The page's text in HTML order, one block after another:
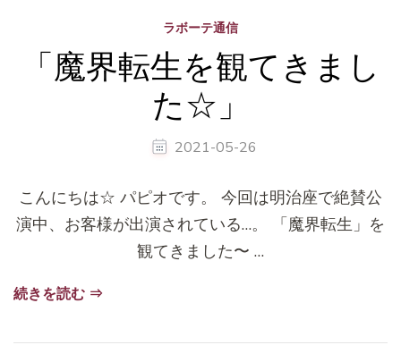
ラボーテ通信
「魔界転生を観てきまし
た☆」
2021-05-26
こんにちは☆ パピオです。 今回は明治座で絶賛公
演中、お客様が出演されている…。 「魔界転生」を
観てきました〜 …
続きを読む ⇒